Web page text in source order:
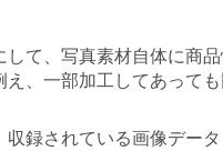
て、写真素材自体に商
、一部加工してあって
録されている画像デー